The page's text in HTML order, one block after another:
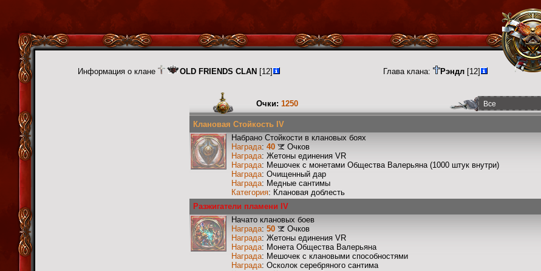
Информация о клане OLD FRIENDS CLAN [12] Глава клана: Рэндл [12]
Очки: 1250
Клановая Стойкость IV
Набрано Стойкости в клановых боях
Награда: 40
Очков
Награда: Жетоны единения VR
Награда: Мешочек с монетами Общества Валерьяна (1000 штук внутри)
Награда: Очищенный дар
Награда: Медные сантимы
Категория: Клановая доблесть
Разжигатели пламени IV
Начато клановых боев
Награда: 50
Очков
Награда: Жетоны единения VR
Награда: Монета Общества Валерьяна
Награда: Мешочек с клановыми способностями
Награда: Осколок серебряного сантима